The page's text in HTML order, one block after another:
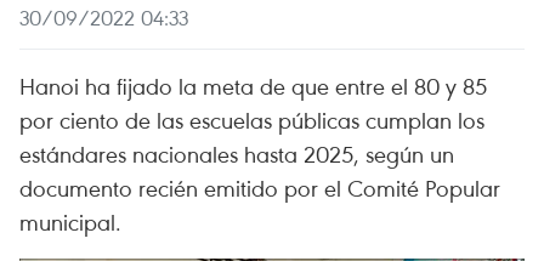
30/09/2022 04:33
Hanoi ha fijado la meta de que entre el 80 y 85
por ciento de las escuelas públicas cumplan los
estándares nacionales hasta 2025, según un
documento recién emitido por el Comité Popular
municipal.